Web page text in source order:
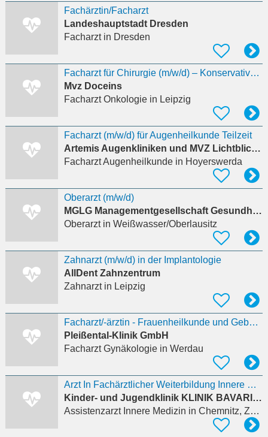
Fachärztin/Facharzt
Landeshauptstadt Dresden
Facharztin Dresden
Facharzt für Chirurgie (m/w/d) – Konservative Tätigkeit in der ambulanten Onkologie
Mvz Doceins
Facharzt Onkologiein Leipzig
Facharzt (m/w/d) für Augenheilkunde Teilzeit
Artemis Augenkliniken und MVZ Lichtblick MVZ Nordhessen GmbH
Facharzt Augenheilkundein Hoyerswerda
Oberarzt (m/w/d)
MGLG Managementgesellschaft Gesundheitszentrum des Landkreises Görlitz mbH
Oberarztin Weißwasser/Oberlausitz
Zahnarzt (m/w/d) in der Implantologie
AllDent Zahnzentrum
Zahnarztin Leipzig
Facharzt/-ärztin - Frauenheilkunde und Geburtshilfe
Pleißental-Klinik GmbH
Facharzt Gynäkologiein Werdau
Arzt In Fachärztlicher Weiterbildung Innere Medizin / Medizinische Rehabilitation (M/W/D)
Kinder- und Jugendklinik KLINIK BAVARIA Kreischa/Zscheckwitz
Assistenzarzt Innere Medizin in Chemnitz, Zentrum